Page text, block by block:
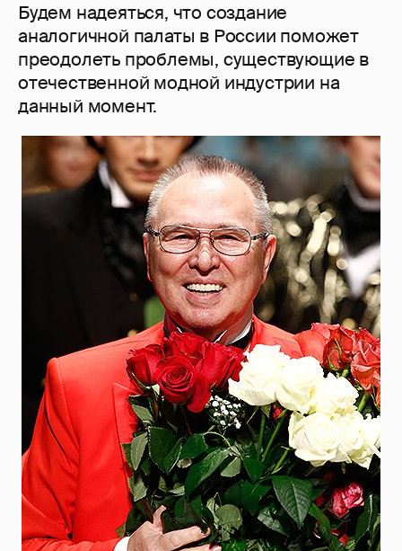
Будем надеяться, что создание
аналогичной палаты в России поможет
преодолеть проблемы, существующие в
отечественной модной индустрии на
данный момент.